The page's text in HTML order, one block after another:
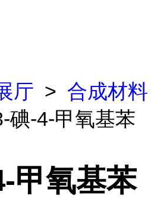
厅 > 合成材料
碘-4-甲氧基苯
甲氧基苯